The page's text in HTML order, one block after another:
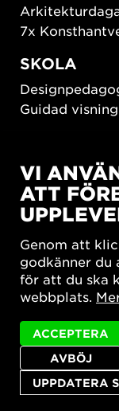
7x
SKOLA
Guidad visning
New
Share Future
What Matter_s
Integritetspolicy
Cookie-inställningar
© 2026 Form/
VI
ATT
Genom att
godkänner du
för att du ska
webbplats.
UPPDATERA
AVBÖJ
ACCEPTERA